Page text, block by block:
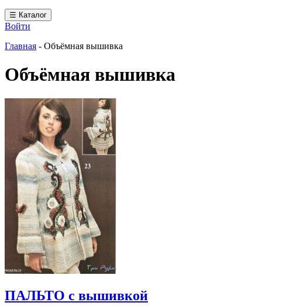
☰ Каталог
Войти
Главная - Объёмная вышивка
Объёмная вышивка
ПАЛЬТО с вышивкой